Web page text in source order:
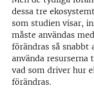
dessa tre
som studien visar,
måste användas
förändras så
använda
vad som driver hur
förändras.